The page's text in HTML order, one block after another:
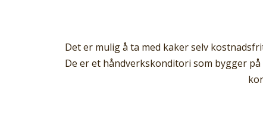
Det er mulig å ta med kaker selv
De er et håndverkskonditori som bygger